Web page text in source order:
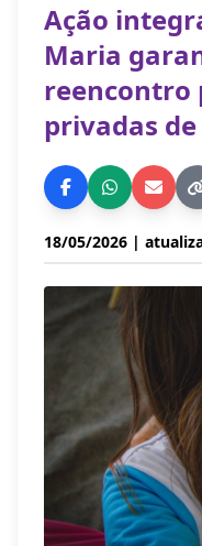
Ação
Maria
reencontro
privadas
18/05/2026 |